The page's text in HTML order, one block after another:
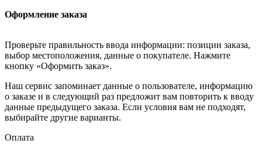
Оформление заказа
Проверьте правильность ввода информации: позиции заказа,
выбор местоположения, данные о покупателе. Нажмите
кнопку «Оформить заказ».
Наш сервис запоминает данные о пользователе, информацию
о заказе и в следующий раз предложит вам повторить к вводу
данные предыдущего заказа. Если условия вам не подходят,
выбирайте другие варианты.
Оплата